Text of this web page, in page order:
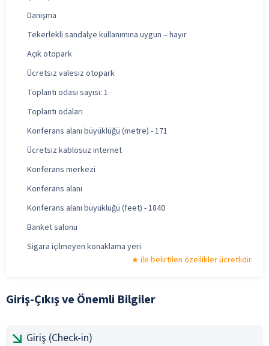
Danışma
Tekerlekli sandalye kullanımına uygun – hayır
Açık otopark
Ücretsiz valesiz otopark
Toplantı odası sayısı: 1
Toplantı odaları
Konferans alanı büyüklüğü (metre) - 171
Ücretsiz kablosuz internet
Konferans merkezi
Konferans alanı
Konferans alanı büyüklüğü (feet) - 1840
Banket salonu
Sigara içilmeyen konaklama yeri
ile belirtilen özellikler ücretlidir.
Giriş-Çıkış ve Önemli Bilgiler
Giriş (Check-in)